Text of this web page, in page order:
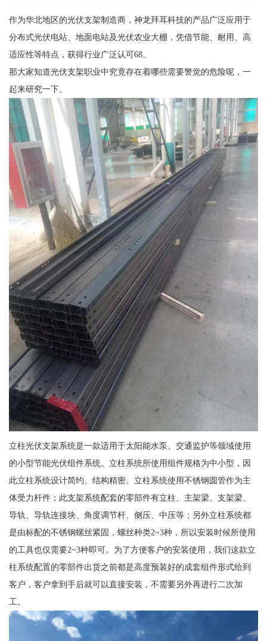
作为华北地区的光伏支架制造商，神龙拜耳科技的产品广泛应用于
分布式光伏电站、地面电站及光伏农业大棚，凭借节能、耐用、高
适应性等特点，获得行业广泛认可68。
那大家知道光伏支架职业中究竟存在着哪些需要警觉的危险呢，一
起来研究一下。
立柱光伏支架系统是一款适用于太阳能水泵、交通监护等领域使用
的小型节能光伏组件系统。立柱系统所使用组件规格为中小型，因
此立柱系统设计简约、结构精密。立柱系统使用不锈钢圆管作为主
体受力杆件；此支架系统配套的零部件有立柱、主架梁、支架梁、
导轨、导轨连接块、角度调节杆、侧压、中压等；另外立柱系统都
是由标配的不锈钢螺丝紧固，螺丝种类2~3种，所以安装时候所使用
的工具也仅需要2~3种即可。为了方便客户的安装使用，我们这款立
柱系统配置的零部件出货之前都是高度预装好的成套组件形式给到
客户，客户拿到手后就可以直接安装，不需要另外再进行二次加
工。